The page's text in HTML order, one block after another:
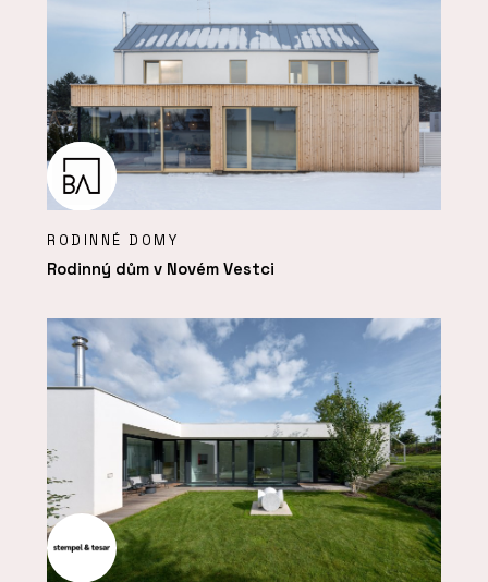
RODINNÉ DOMY
Rodinný dům v Novém Vestci